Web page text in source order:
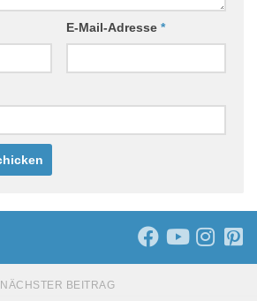
E-Mail-Adresse *
NÄCHSTER BEITRAG